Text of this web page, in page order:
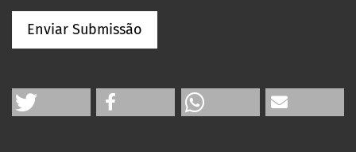
Enviar Submissão